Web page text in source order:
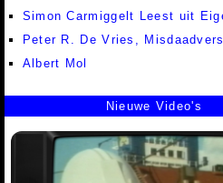
Simon Carmiggelt Leest uit
Peter R. De Vries,
Albert Mol
Nieuwe Video's